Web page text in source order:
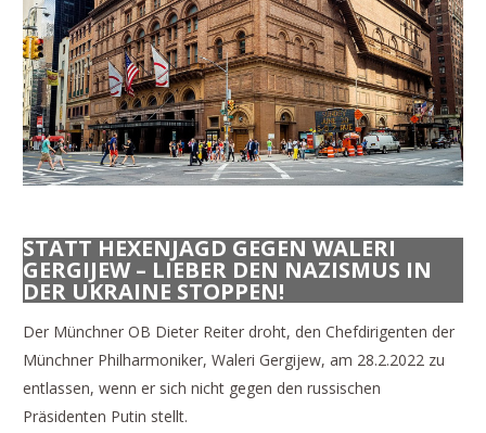
STATT HEXENJAGD GEGEN WALERI
GERGIJEW – LIEBER DEN NAZISMUS IN
DER UKRAINE STOPPEN!
Der Münchner OB Dieter Reiter droht, den Chefdirigenten der
Münchner Philharmoniker, Waleri Gergijew, am 28.2.2022 zu
entlassen, wenn er sich nicht gegen den russischen
Präsidenten Putin stellt.